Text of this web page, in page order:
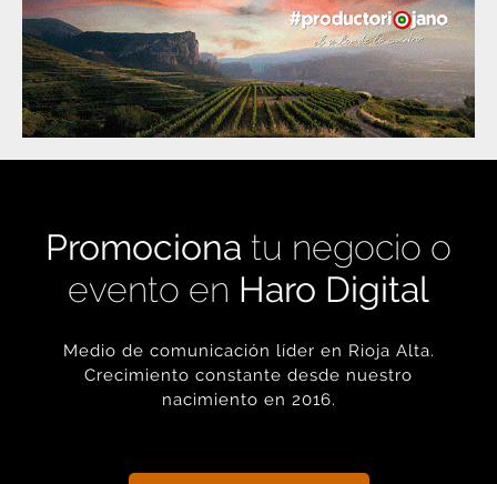
Promociona tu negocio o
evento en Haro Digital
Medio de comunicación líder en Rioja Alta.
Crecimiento constante desde nuestro
nacimiento en 2016.